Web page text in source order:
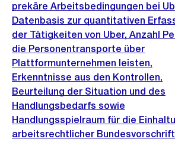
prekäre Arbeitsbedingungen bei
Datenbasis zur quantitativen
der Tätigkeiten von Uber, Anzahl
die Personentransporte über
Plattformunternehmen leisten,
Erkenntnisse aus den Kontrollen,
Beurteilung der Situation und des
Handlungsbedarfs sowie
Handlungsspielraum für die
arbeitsrechtlicher